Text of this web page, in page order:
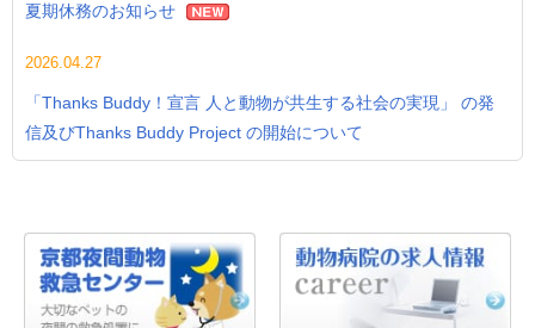
夏期休務のお知らせ
2026.04.27
「Thanks Buddy！宣言 人と動物が共生する社会の実現」 の発
信及びThanks Buddy Project の開始について